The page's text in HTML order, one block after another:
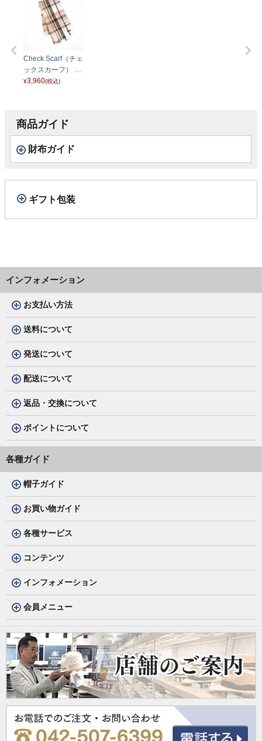
Check Scarf（チェ
ックスカーフ） 63
0324 ナチュラル
¥3,960(税込)
商品ガイド
財布ガイド
ギフト包装
インフォメーション
お支払い方法
送料について
発送について
配送について
返品・交換について
ポイントについて
各種ガイド
帽子ガイド
お買い物ガイド
各種サービス
コンテンツ
インフォメーション
会員メニュー